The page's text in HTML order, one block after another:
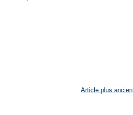
Article plus ancien